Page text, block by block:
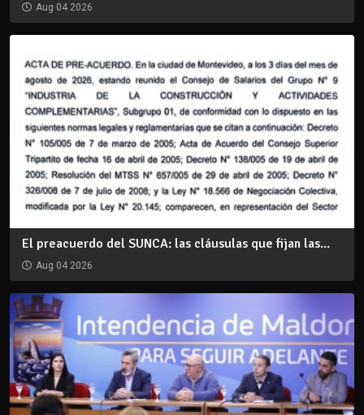
Aug 04 2026
El preacuerdo del SUNCA: las cláusulas que fijan las...
Aug 04 2026